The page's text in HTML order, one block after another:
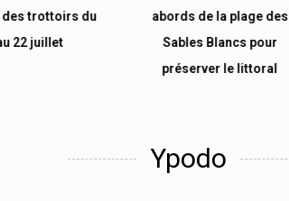
trottoirs du
22 juillet
abords de la plage des
Sables Blancs pour
préserver le littoral
Ypodo